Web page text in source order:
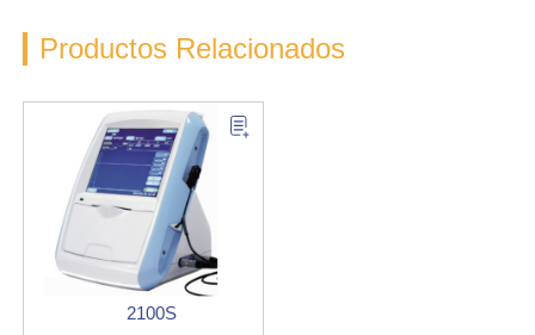
Productos Relacionados
2100S